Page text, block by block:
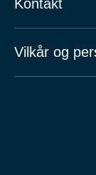
Kontakt
Vilkår og